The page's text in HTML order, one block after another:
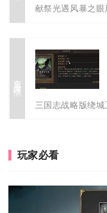
查看详情
玩家必看